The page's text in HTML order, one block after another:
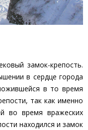
замок-крепость.
в сердце города
в то время
так как именно
во время вражеских
находился и замок